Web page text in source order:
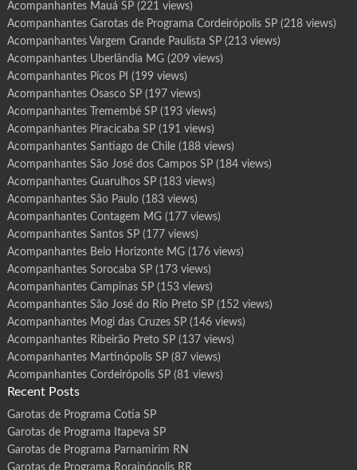
Acompanhantes Mauá SP(221 views)
Acompanhantes Garotas de Programa Cordeirópolis SP(218 views)
Acompanhantes Vargem Grande Paulista SP(213 views)
Acompanhantes Uberlândia MG(209 views)
Acompanhantes Picos PI (199 views)
Acompanhantes Osasco SP(197 views)
Acompanhantes Tremembé SP(193 views)
Acompanhantes Piracicaba SP(191 views)
Acompanhantes Santiago de Chile(188 views)
Acompanhantes São José dos Campos SP(184 views)
Acompanhantes Guarulhos SP(183 views)
Acompanhantes São Paulo(183 views)
Acompanhantes Contagem MG(177 views)
Acompanhantes Santos SP(177 views)
Acompanhantes Belo Horizonte MG(176 views)
Acompanhantes Sorocaba SP(173 views)
Acompanhantes Campinas SP(153 views)
Acompanhantes São José do Rio Preto SP(152 views)
Acompanhantes Mogi das Cruzes SP(146 views)
Acompanhantes Ribeirão Preto SP(137 views)
Acompanhantes Martinópolis SP(87 views)
Acompanhantes Cordeirópolis SP(81 views)
Recent Posts
Garotas de Programa Cotia SP
Garotas de Programa Itapeva SP
Garotas de Programa Parnamirim RN